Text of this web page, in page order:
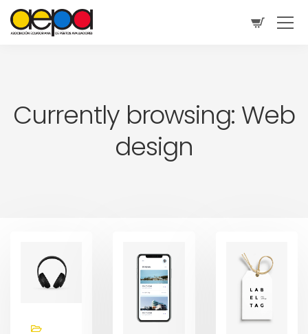
Currently browsing: Web
design